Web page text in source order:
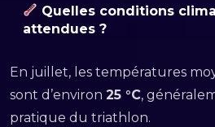
Quelles conditions
attendues ?
En juillet, les températures
sont d’environ 25 °C,
pratique du triathlon.